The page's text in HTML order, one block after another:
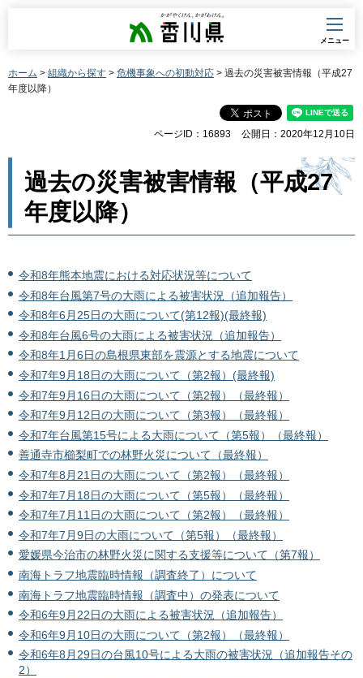
香川県
メニュー
ホーム > 組織から探す > 危機事象への初動対応 > 過去の災害被害情報（平成27
年度以降）
ページID：16893 公開日：2020年12月10日
過去の災害被害情報（平成27
年度以降）
令和8年熊本地震における対応状況等について
令和8年台風第7号の大雨による被害状況（追加報告）
令和8年6月25日の大雨について(第12報)(最終報)
令和8年台風6号の大雨による被害状況（追加報告）
令和8年1月6日の島根県東部を震源とする地震について
令和7年9月18日の大雨について（第2報）(最終報)
令和7年9月16日の大雨について（第2報）（最終報）
令和7年9月12日の大雨について（第3報）（最終報）
令和7年台風第15号による大雨について（第5報）（最終報）
善通寺市櫛梨町での林野火災について（最終報）
令和7年8月21日の大雨について（第2報）（最終報）
令和7年7月18日の大雨について（第5報）（最終報）
令和7年7月11日の大雨について（第2報）（最終報）
令和7年7月9日の大雨について（第5報）（最終報）
愛媛県今治市の林野火災に関する支援等について（第7報）
南海トラフ地震臨時情報（調査終了）について
南海トラフ地震臨時情報（調査中）の発表について
令和6年9月22日の大雨による被害状況（追加報告）
令和6年9月10日の大雨について（第2報）（最終報）
令和6年8月29日の台風10号による大雨の被害状況（追加報告その
2）